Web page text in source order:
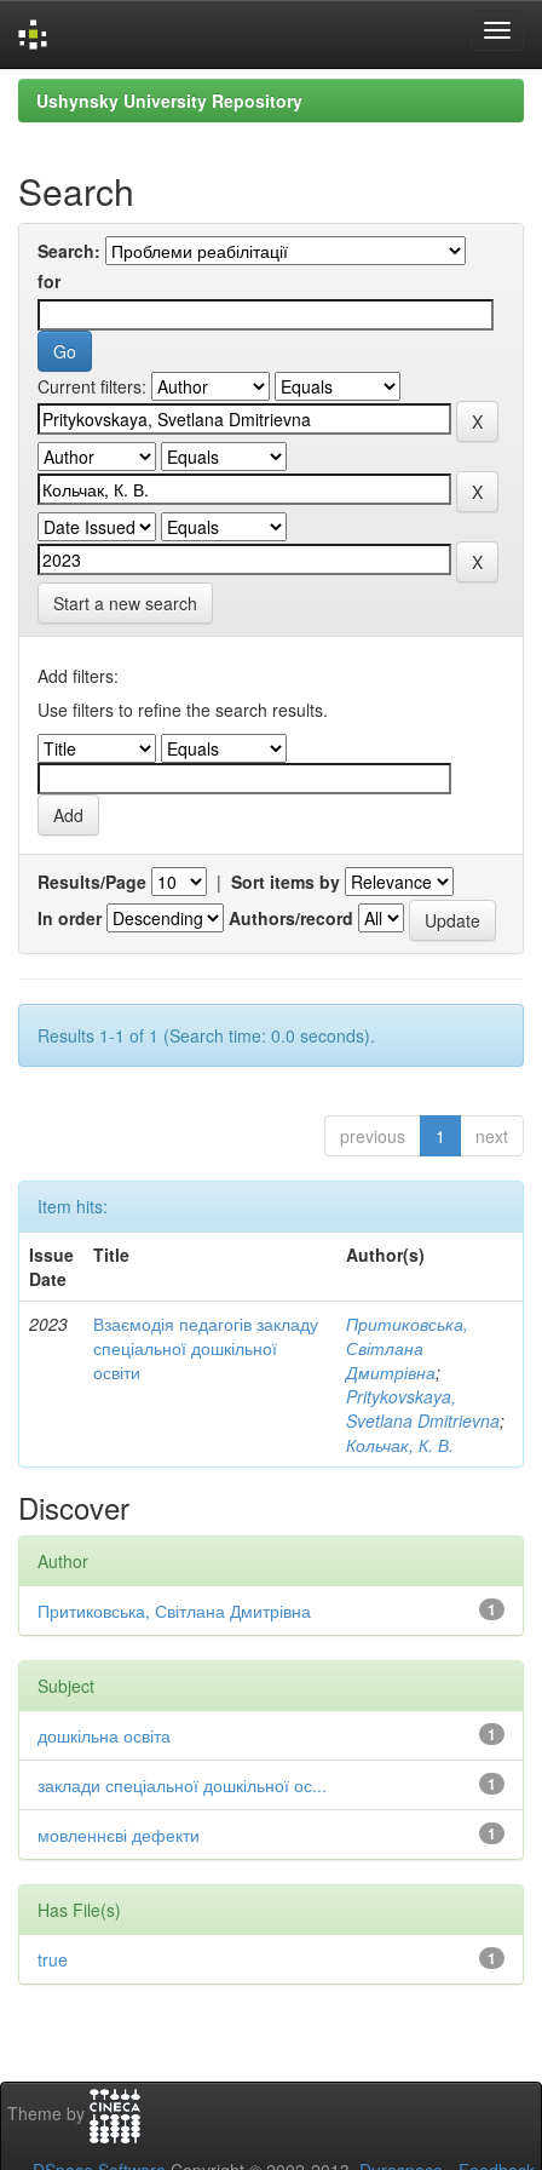
Skip
navigation
Ushynsky University Repository
Search
Search:
for
Current filters:
Start a new search
Add filters:
Use filters to refine the search results.
Results/Page | Sort items by
In order
Authors/record
Results 1-1 of 1 (Search time: 0.0 seconds).
previous 1 next
Item hits:
Issue
Date
Title Author(s)
2023
Взаємодія педагогів закладу
спеціальної дошкільної
освіти
Притиковська,
Світлана
Дмитрівна;
Pritykovskaya,
Svetlana Dmitrievna;
Кольчак, К. В.
Discover
Author
1
Притиковська, Світлана Дмитрівна
Subject
1
дошкільна освіта
1
заклади спеціальної дошкільної ос...
1
мовленнєві дефекти
Has File(s)
1
true
Theme by